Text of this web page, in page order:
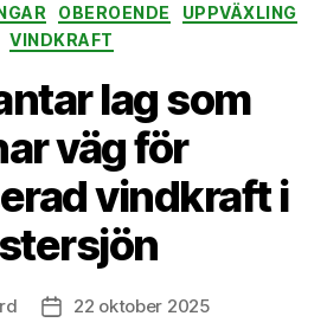
OBEROENDE
UPPVÄXLING
VINDKRAFT
lag som
väg för
vindkraft i
Inläggsdatum
22 oktober 2025